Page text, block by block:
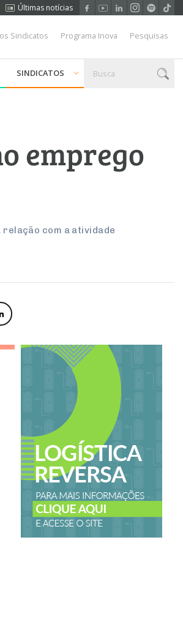
Últimas notícias
Sindicatos Programa Inova Pesquisas
SINDICATOS
emprego
relação com a atividade